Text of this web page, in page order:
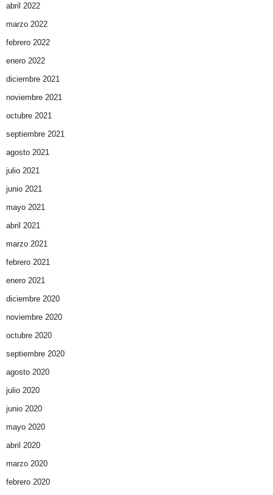
abril 2022
marzo 2022
febrero 2022
enero 2022
diciembre 2021
noviembre 2021
octubre 2021
septiembre 2021
agosto 2021
julio 2021
junio 2021
mayo 2021
abril 2021
marzo 2021
febrero 2021
enero 2021
diciembre 2020
noviembre 2020
octubre 2020
septiembre 2020
agosto 2020
julio 2020
junio 2020
mayo 2020
abril 2020
marzo 2020
febrero 2020